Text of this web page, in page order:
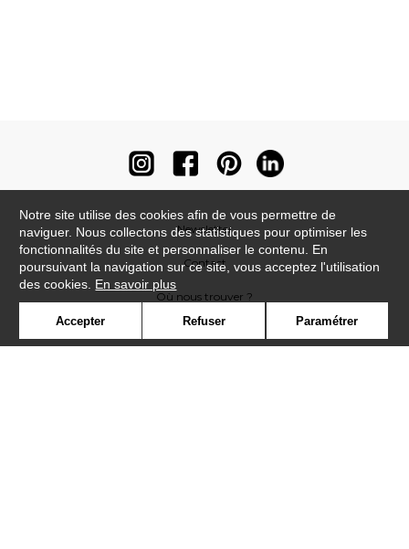
Newsletter
Contact
Où nous trouver ?
Notre site utilise des cookies afin de vous permettre de
naviguer. Nous collectons des statistiques pour optimiser les
fonctionnalités du site et personnaliser le contenu. En
poursuivant la navigation sur ce site, vous acceptez l'utilisation
des cookies. En savoir plus
Accepter Refuser Paramétrer